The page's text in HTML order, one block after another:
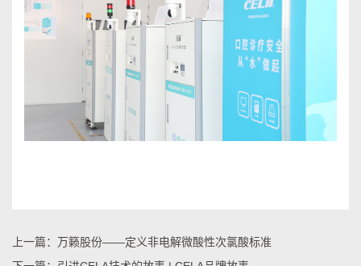
上一篇： 万籁股份——定义非电解微酸性次氯酸标准